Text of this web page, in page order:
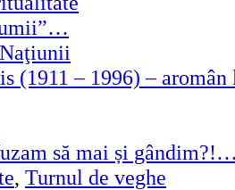
(1911 – 1996) –
să mai și
, Turnul de veghe